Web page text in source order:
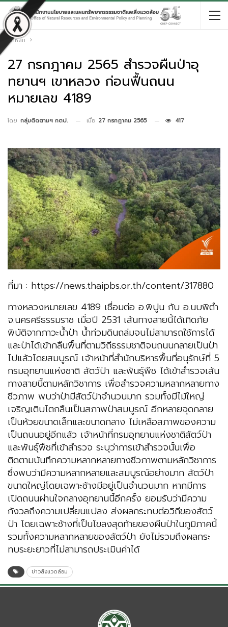
หน้าหลัก
27 กรกฎาคม 2565 สำรวจผืนป่าอุ
ทยานฯ เขาหลวง ก่อนฟื้นถนน
หมายเลข 4189
โดย กลุ่มติดตามฯ กตป. เมื่อ 27 กรกฎาคม 2565 417
ที่มา : https://news.thaipbs.or.th/content/317880
ทางหลวงหมายเลข 4189 เชื่อมต่อ อ.พิปูน กับ อ.นบพิตำ
จ.นครศรีธรรมราช เมื่อปี 2531 เส้นทางสายนี้ได้เกิดภัย
พิบัติจากภาวะน้ำป่า น้ำท่วมดินถล่มจนไม่สามารถใช้การได้
และป่าได้เข้ากลืนพื้นที่ตามวิถีธรรมชาติจนถนนกลายเป็นป่า
ไปแล้วโดยสมบูรณ์ เจ้าหน้าที่สำนักบริหารพื้นที่อนุรักษ์ที่ 5
กรมอุทยานแห่งชาติ สัตว์ป่า และพันธุ์พืช ได้เข้าสำรวจเส้น
ทางสายนี้ตามหลักวิชาการ เพื่อสำรวจความหลากหลายทาง
ชีวภาพ พบว่าป่ามีสัตว์ป่าจำนวนมาก รวมทั้งมีไม้ใหญ่
เจริญเติบโตกลืนเป็นสภาพป่าสมบูรณ์ อีกหลายจุดกลาย
เป็นห้วยขนาดเล็กและขนาดกลาง ไม่เหลือสภาพของความ
เป็นถนนอยู่อีกแล้ว เจ้าหน้าที่กรมอุทยานแห่งชาติสัตว์ป่า
และพันธุ์พืชที่เข้าสำรวจ ระบุว่าการเข้าสำรวจนั้นเพื่อ
ติดตามบันทึกความหลากหลายทางชีวภาพตามหลักวิชาการ
ซึ่งพบว่ามีความหลากหลายและสมบูรณ์อย่างมาก สัตว์ป่า
ขนาดใหญ่โดยเฉพาะช้างมีอยู่เป็นจำนวนมาก หากมีการ
เปิดถนนผ่านใจกลางอุทยานนี้อีกครั้ง ยอมรับว่ามีความ
กังวลถึงความเปลี่ยนแปลง ส่งผลกระทบต่อวิถีของสัตว์
ป่า โดยเฉพาะช้างที่เป็นโขลงสุดท้ายของผืนป่าในภูมิภาคนี้
รวมทั้งความหลากหลายของสัตว์ป่า ยังไม่รวมถึงผลกระ
ทบระยะยาวที่ไม่สามารถประเมินค่าได้
ข่าวสิ่งแวดล้อม